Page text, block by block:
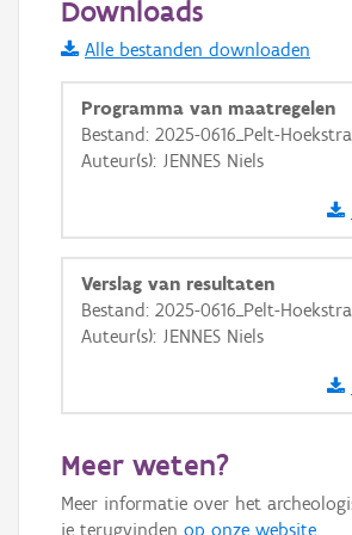
Informatie Vlaanderen
i
+ −
Basis Lagen
GRB-Basiskaart
GRB-Basiskaart in
Downloads
Alle bestanden downloaden
Programma van maatregelen
Bestand: 2025-0616_Pelt-
Auteur(s): JENNES Niels
Verslag van resultaten
Bestand: 2025-0616_Pelt-
Auteur(s): JENNES Niels
Meer weten?
Meer informatie over het
je terugvinden op onze website